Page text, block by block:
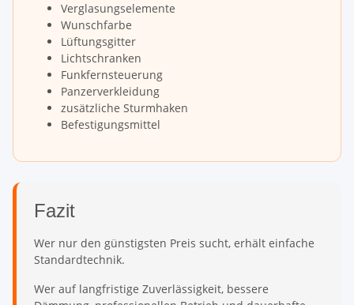
Verglasungselemente
Wunschfarbe
Lüftungsgitter
Lichtschranken
Funkfernsteuerung
Panzerverkleidung
zusätzliche Sturmhaken
Befestigungsmittel
Fazit
Wer nur den günstigsten Preis sucht, erhält einfache
Standardtechnik.
Wer auf langfristige Zuverlässigkeit, bessere